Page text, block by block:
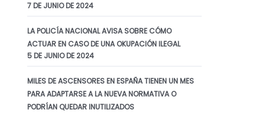
7 DE JUNIO DE 2024
LA POLICÍA NACIONAL AVISA SOBRE CÓMO
ACTUAR EN CASO DE UNA OKUPACIÓN ILEGAL
5 DE JUNIO DE 2024
MILES DE ASCENSORES EN ESPAÑA TIENEN UN MES
PARA ADAPTARSE A LA NUEVA NORMATIVA O
PODRÍAN QUEDAR INUTILIZADOS